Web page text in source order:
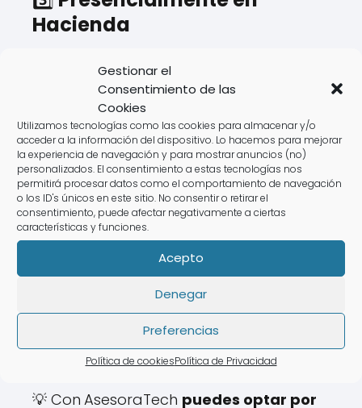
Gestionar el
Consentimiento de las
Cookies
Utilizamos tecnologías como las cookies para almacenar y/o
acceder a la información del dispositivo. Lo hacemos para mejorar
la experiencia de navegación y para mostrar anuncios (no)
personalizados. El consentimiento a estas tecnologías nos
permitirá procesar datos como el comportamiento de navegación
o los ID's únicos en este sitio. No consentir o retirar el
consentimiento, puede afectar negativamente a ciertas
características y funciones.
Acepto
Denegar
Preferencias
Política de cookiesPolítica de Privacidad
Hacienda
hacienda enGuarda (A), Guarda (A)
cualquier otra zona de
hacer tu declaración presencialmente.
🏢Pasos para solicitar cita:
✔️ Disponible hasta elmayo hasta el 27.
✔️ Se gestiona a través de la web o
teléfono de laAgencia Tributaria
✔️ Requiere aportar documentación
específica.
⚠️Desventajas:
❌ Horarios limitados.
❌ Tiempo de espera elevado.
💡 Con AsesoraTech puedes optar por